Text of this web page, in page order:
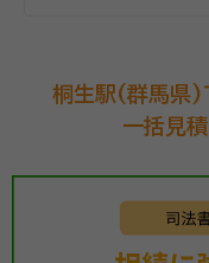
桐生駅(群馬県)
一括見積